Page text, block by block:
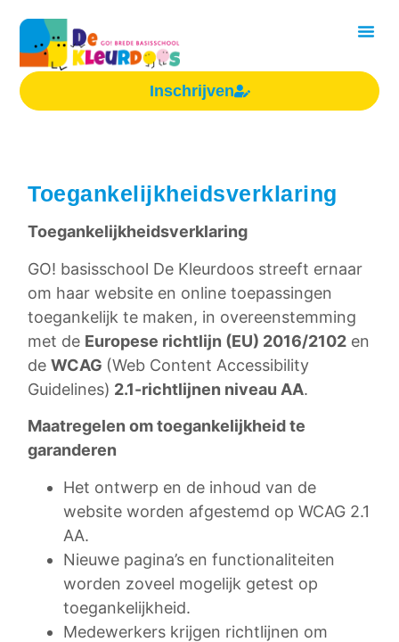
inhoud
Inschrijven
Toegankelijkheidsverklaring
Toegankelijkheidsverklaring
GO! basisschool De Kleurdoos streeft ernaar
om haar website en online toepassingen
toegankelijk te maken, in overeenstemming
met de Europese richtlijn (EU) 2016/2102 en
deWCAG (Web Content Accessibility
Guidelines) 2.1-richtlijnen niveau AA.
Maatregelen om toegankelijkheid te
garanderen
Het ontwerp en de inhoud van de
website worden afgestemd op WCAG 2.1
AA.
Nieuwe pagina’s en functionaliteiten
worden zoveel mogelijk getest op
toegankelijkheid.
Medewerkers krijgen richtlijnen om